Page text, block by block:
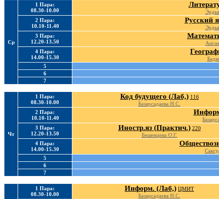
Ср
1 Пара:
08.30-10.00
2 Пара:
10.10-11.40
Русский
3 Пара:
12.20-13.50
4 Пара:
14.00-15.30
5
6
7
Чт
1 Пара:
08.30-10.00
Код будущего (Лаб,) 116
Базарсадаева Н.С.
2 Пара:
10.10-11.40
3 Пара:
12.20-13.50
Иностр.яз (Практич.) 220
Бешенцева О.Г.
4 Пара:
14.00-15.30
5
6
7
1 Пара:
08.30-10.00
Информ. (Лаб,) ЦМИТ
Базарсадаева Н.С.